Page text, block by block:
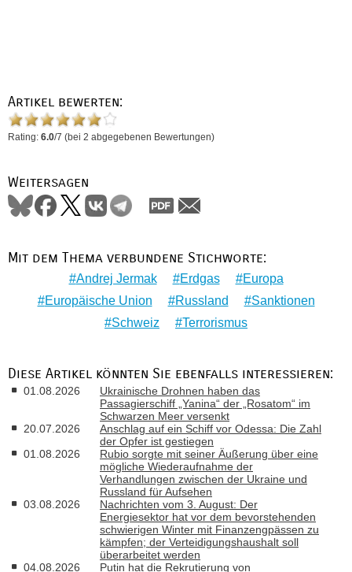
Artikel bewerten:
Rating: 6.0/7 (bei 2 abgegebenen Bewertungen)
Weitersagen
Mit dem Thema verbundene Stichworte:
Andrej Jermak Erdgas
Europa
Europäische Union
Russland
Sanktionen
Schweiz
Terrorismus
Diese Artikel könnten Sie ebenfalls interessieren:
01.08.2026
Ukrainische Drohnen haben das
Passagierschiff „Yanina“ der „Rosatom“ im
Schwarzen Meer versenkt
20.07.2026
Anschlag auf ein Schiff vor Odessa: Die Zahl
der Opfer ist gestiegen
01.08.2026
Rubio sorgte mit seiner Äußerung über eine
mögliche Wiederaufnahme der
Verhandlungen zwischen der Ukraine und
Russland für Aufsehen
03.08.2026
Nachrichten vom 3. August: Der
Energiesektor hat vor dem bevorstehenden
schwierigen Winter mit Finanzengpässen zu
kämpfen; der Verteidigungshaushalt soll
überarbeitet werden
04.08.2026
Putin hat die Rekrutierung von